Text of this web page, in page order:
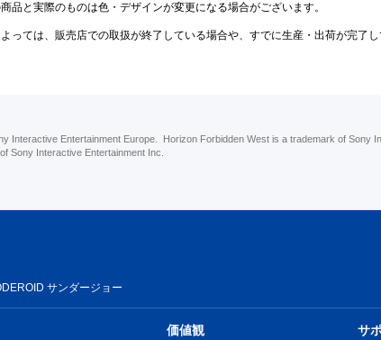
品と実際のものは色・デザインが変更になる場合がございます。
っては、販売店での取扱が終了している場合や、すでに生産・出荷が完了
Interactive Entertainment Europe. Horizon Forbidden West is a trademark of Sony
Sony Interactive Entertainment Inc.
サンダージョー
価値観 サ